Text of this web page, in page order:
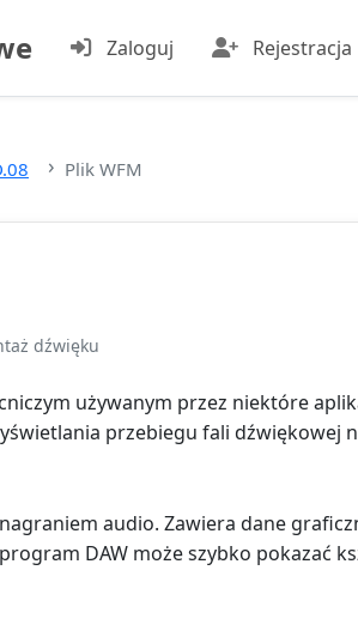
Zaloguj Rejestracja
Plik WFM
dźwięku
używanym przez niektóre
przebiegu fali dźwiękowej
audio. Zawiera dane
DAW może szybko pokazać